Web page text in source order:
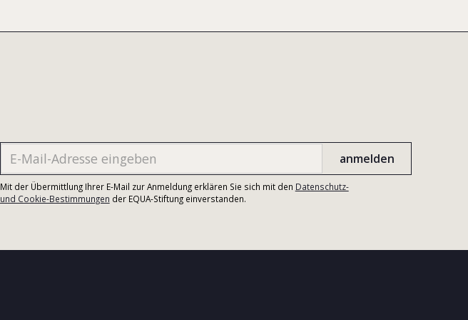
Mit der Übermittlung Ihrer E-Mail zur Anmeldung erklären Sie sich mit den Datenschutz-
und Cookie-Bestimmungen der EQUA-Stiftung einverstanden.